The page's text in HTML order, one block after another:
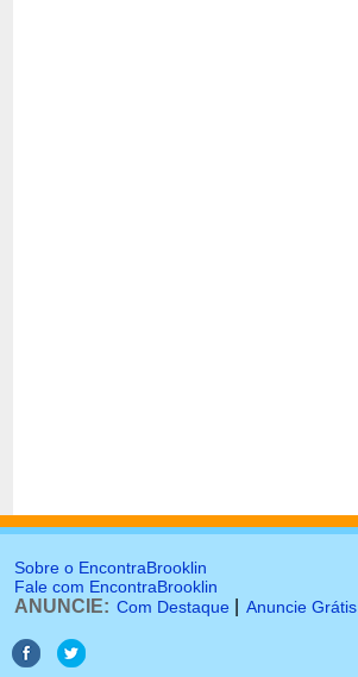
Sobre o EncontraBrooklin
Fale com EncontraBrooklin
ANUNCIE: Com Destaque Anuncie Grátis